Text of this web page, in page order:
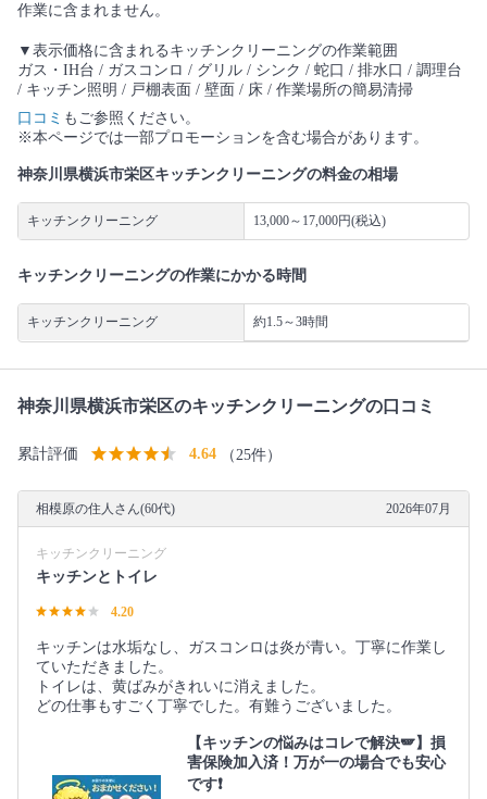
作業に含まれません。
▼表示価格に含まれるキッチンクリーニングの作業範囲
ガス・IH台 / ガスコンロ / グリル / シンク / 蛇口 / 排水口 / 調理台
/ キッチン照明 / 戸棚表面 / 壁面 / 床 / 作業場所の簡易清掃
口コミ もご参照ください。
※本ページでは一部プロモーションを含む場合があります。
神奈川県横浜市栄区キッチンクリーニングの料金の相場
キッチンクリーニング 13,000～17,000円(税込)
キッチンクリーニングの作業にかかる時間
キッチンクリーニング 約1.5～3時間
神奈川県横浜市栄区のキッチンクリーニングの口コミ
累計評価 4.64 （25件）
相模原の住人さん(60代) 2026年07月
キッチンクリーニング
キッチンとトイレ
4.20
キッチンは水垢なし、ガスコンロは炎が青い。丁寧に作業し
ていただきました。
トイレは、黄ばみがきれいに消えました。
どの仕事もすごく丁寧でした。有難うございました。
【キッチンの悩みはコレで解決🪽】損
害保険加入済！万が一の場合でも安心
です❗️